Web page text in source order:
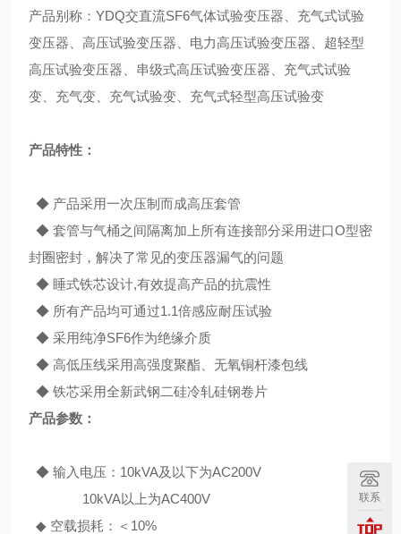
产品别称：YDQ交直流SF6气体试验变压器、充气式试验
变压器、高压试验变压器、电力高压试验变压器、超轻型
高压试验变压器、串级式高压试验变压器、充气式试验
变、充气变、充气试验变、充气式轻型高压试验变
产品特性：
◆ 产品采用一次压制而成高压套管
◆ 套管与气桶之间隔离加上所有连接部分采用进口O型密
封圈密封，解决了常见的变压器漏气的问题
◆ 睡式铁芯设计,有效提高产品的抗震性
◆ 所有产品均可通过1.1倍感应耐压试验
◆ 采用纯净SF6作为绝缘介质
◆ 高低压线采用高强度聚酯、无氧铜杆漆包线
◆ 铁芯采用全新武钢二硅冷轧硅钢卷片
产品参数：
◆ 输入电压：10kVA及以下为AC200V
10kVA以上为AC400V
◆ 空载损耗：＜10%
联系